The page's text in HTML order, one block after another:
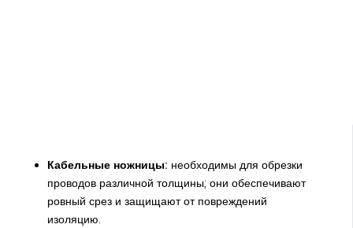
Кабельные ножницы: необходимы для обрезки
проводов различной толщины; они обеспечивают
ровный срез и защищают от повреждений
изоляцию.